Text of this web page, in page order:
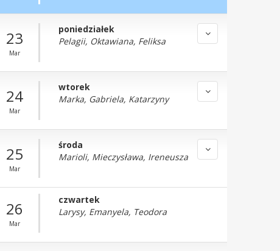
23
Mar
poniedziałek
Pelagii, Oktawiana, Feliksa
24
Mar
wtorek
Marka, Gabriela, Katarzyny
25
Mar
środa
Marioli, Mieczysława, Ireneusza
26
Mar
czwartek
Larysy, Emanyela, Teodora